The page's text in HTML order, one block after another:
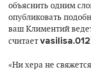
объяснить одним
опубликовать
ваш Климентий
считает
«Ни хера не